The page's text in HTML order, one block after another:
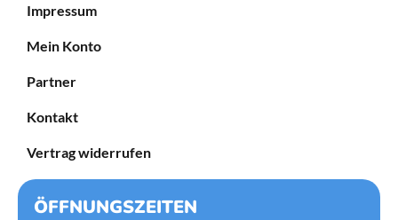
Impressum
Mein Konto
Partner
Kontakt
Vertrag widerrufen
ÖFFNUNGSZEITEN